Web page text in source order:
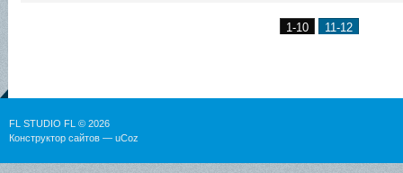
1-10 11-12
FL STUDIO FL © 2026
Конструктор сайтов — uCoz